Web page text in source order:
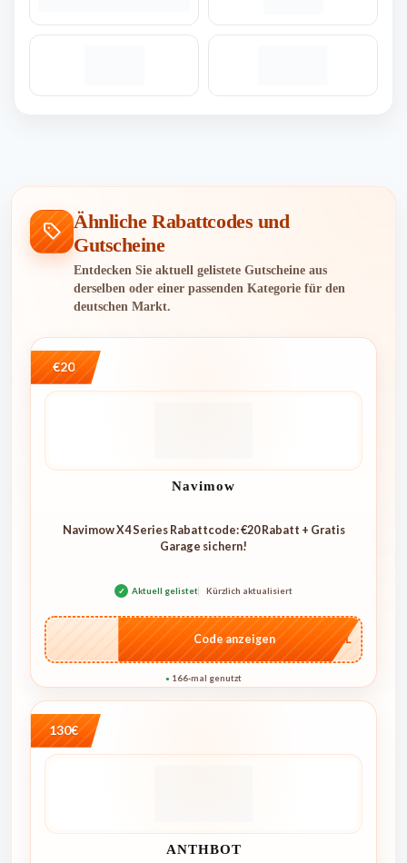
Ähnliche Rabattcodes und
Gutscheine
Entdecken Sie aktuell gelistete Gutscheine aus
derselben oder einer passenden Kategorie für den
deutschen Markt.
€20
Navimow
Navimow X4 Series Rabattcode: €20 Rabatt + Gratis
Garage sichern!
✓ Aktuell gelistet Kürzlich aktualisiert
…4KL
Code anzeigen
● 166-mal genutzt
130€
ANTHBOT